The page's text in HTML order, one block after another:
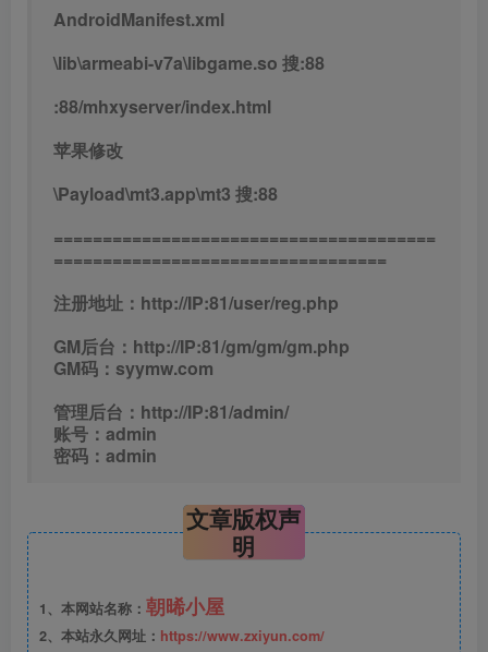
AndroidManifest.xml
\lib\armeabi-v7a\libgame.so 搜:88
:88/mhxyserver/index.html
苹果修改
\Payload\mt3.app\mt3 搜:88
=======================================
==================================
注册地址：http://IP:81/user/reg.php
GM后台：http://IP:81/gm/gm/gm.php
GM码：syymw.com
管理后台：http://IP:81/admin/
账号：admin
密码：admin
文章版权声
明
1、本网站名称： 朝晞小屋
2、本站永久网址： https://www.zxiyun.com/